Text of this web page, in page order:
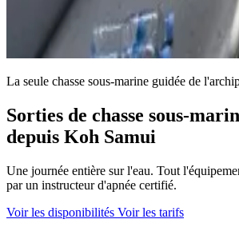
La seule chasse sous-marine guidée de
Sorties de chasse sous-
depuis Koh Samui
Une journée entière sur l'eau. Tout
par un instructeur d'apnée certifié.
Voir les disponibilités Voir les tarifs